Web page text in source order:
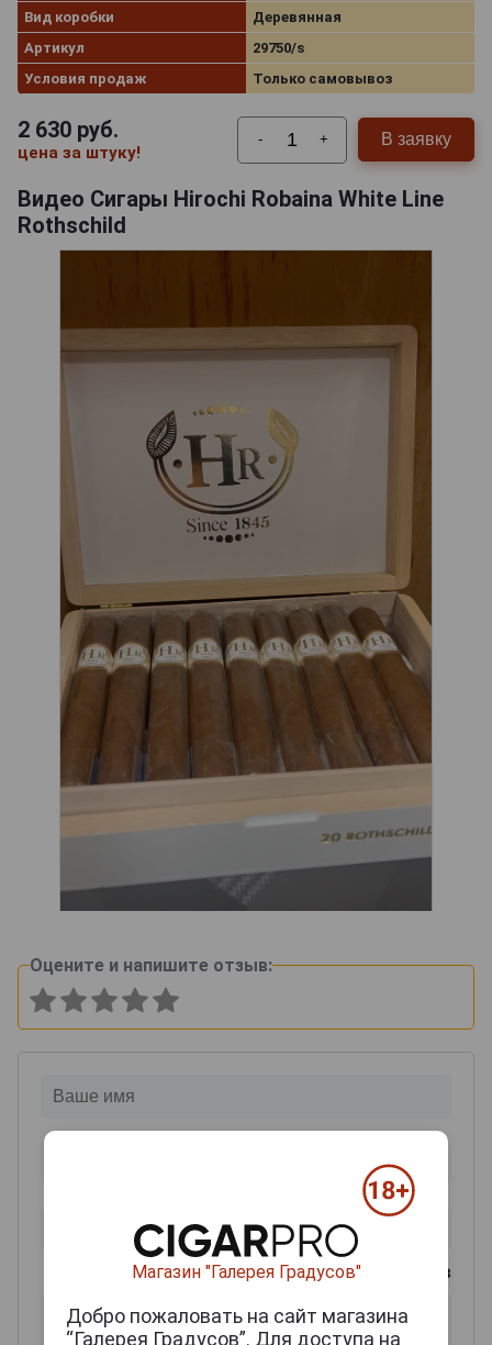
Вид коробки
Деревянная
Артикул
29750/s
Условия продаж
Только самовывоз
2 630 руб.
цена за штуку!
- + В заявку
Видео Сигары Hirochi Robaina White Line
Rothschild
Оцените и напишите отзыв:
0из 2000 знаков
Магазин "Галерея Градусов"
Добро пожаловать на сайт магазина
“Галерея Градусов”. Для доступа на